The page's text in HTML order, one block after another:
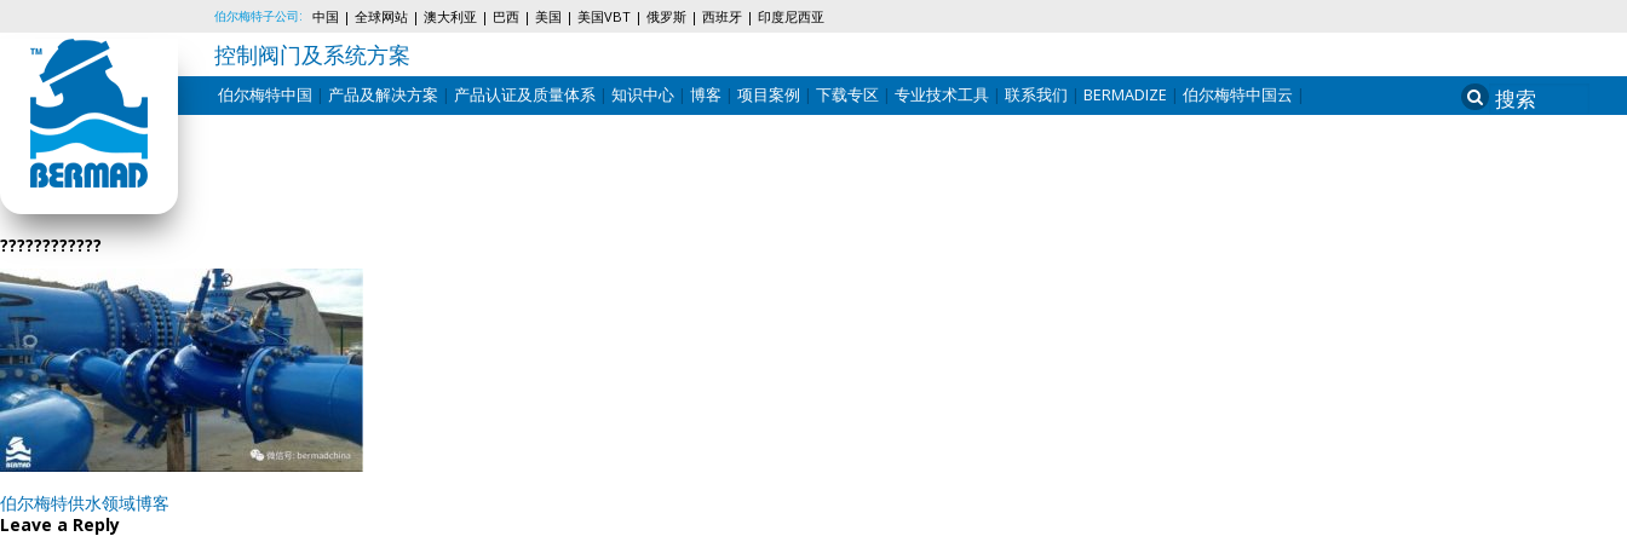
Skip
content
伯尔梅特子公司: 中国 全球网站 澳大利亚 巴西 美国 美国VBT 俄罗斯 西班牙 印度尼西亚
控制阀门及系统方案
伯尔梅特中国 产品及解决方案 产品认证及质量体系 知识中心 博客 项目案例 下载专区 专业技术工具 联系我们 BERMADIZE 伯尔梅特中国云 Search
for:
????????????
Post
navigation
伯尔梅特供水领域博客
Leave a Reply